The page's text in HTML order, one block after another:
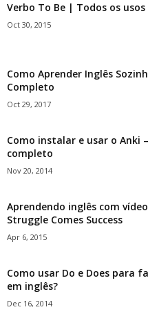
Verbo To Be | Todos os
Oct 30, 2015
Como Aprender Inglês
Completo
Oct 29, 2017
Como instalar e usar o Anki
completo
Nov 20, 2014
Aprendendo inglês com
Struggle Comes Success
Apr 6, 2015
Como usar Do e Does para
em inglês?
Dec 16, 2014